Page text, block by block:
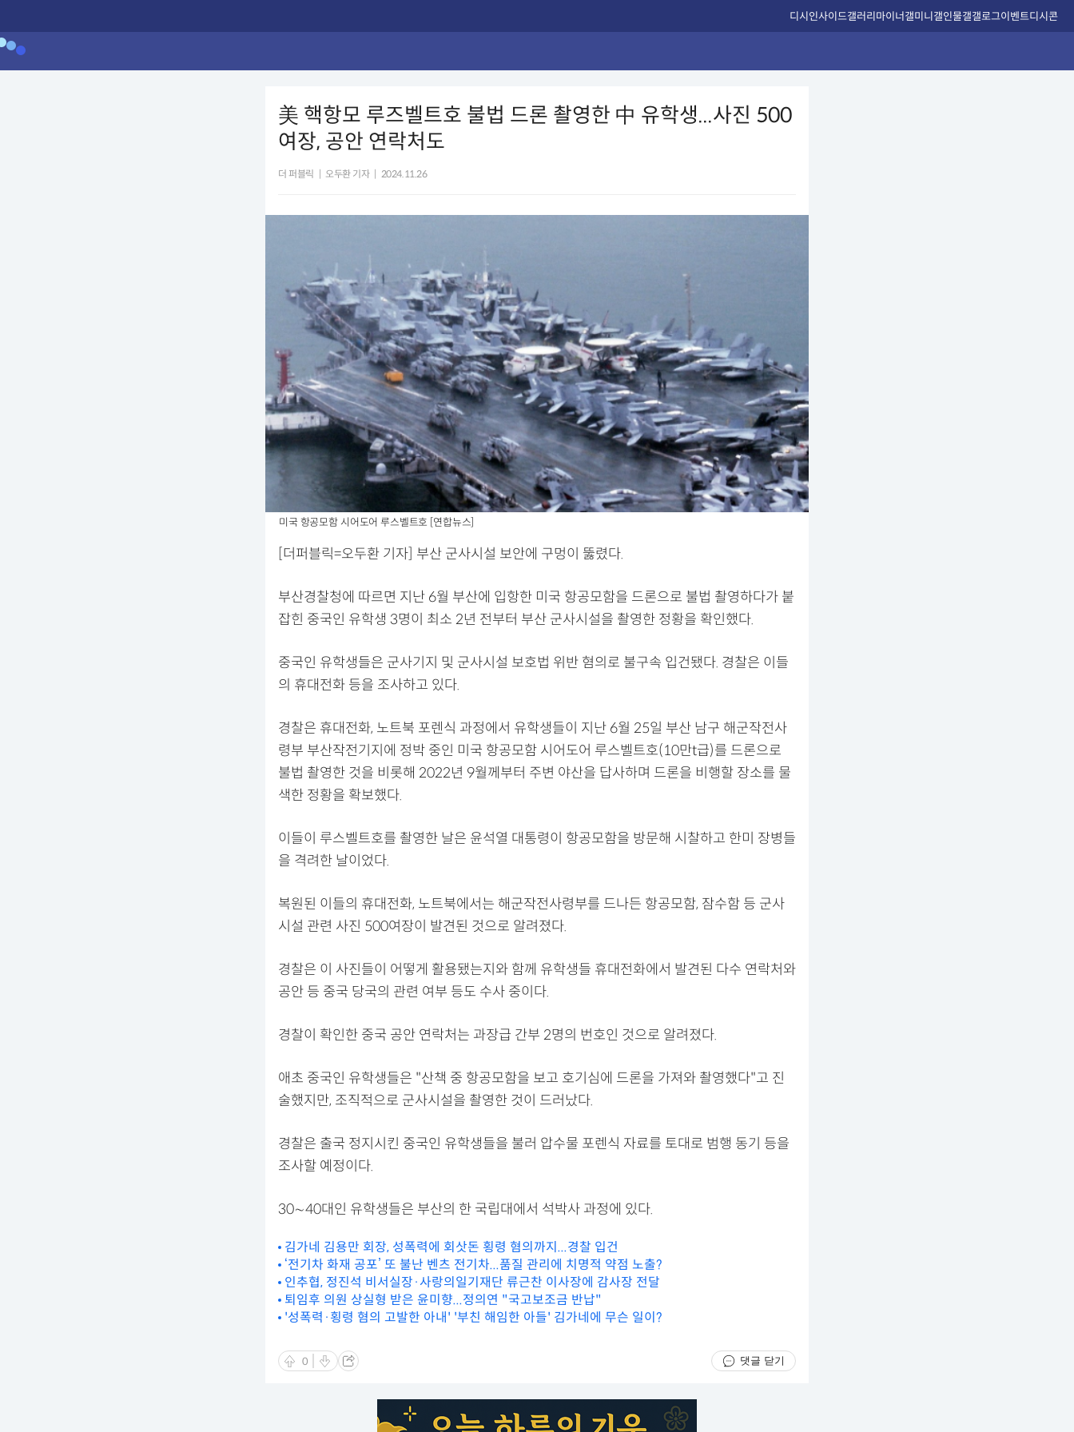
디시인사이드갤러리마이너갤미니갤인물갤갤로그이벤트디시콘
美 핵항모 루즈벨트호 불법 드론 촬영한 中 유학생...사진 500
여장, 공안 연락처도
더 퍼블릭 오두환 기자 2024.11.26
미국 항공모함 시어도어 루스벨트호 [연합뉴스]
[더퍼블릭=오두환 기자] 부산 군사시설 보안에 구멍이 뚫렸다.
부산경찰청에 따르면 지난 6월 부산에 입항한 미국 항공모함을 드론으로 불법 촬영하다가 붙
잡힌 중국인 유학생 3명이 최소 2년 전부터 부산 군사시설을 촬영한 정황을 확인했다.
중국인 유학생들은 군사기지 및 군사시설 보호법 위반 혐의로 불구속 입건됐다. 경찰은 이들
의 휴대전화 등을 조사하고 있다.
경찰은 휴대전화, 노트북 포렌식 과정에서 유학생들이 지난 6월 25일 부산 남구 해군작전사
령부 부산작전기지에 정박 중인 미국 항공모함 시어도어 루스벨트호(10만t급)를 드론으로
불법 촬영한 것을 비롯해 2022년 9월께부터 주변 야산을 답사하며 드론을 비행할 장소를 물
색한 정황을 확보했다.
이들이 루스벨트호를 촬영한 날은 윤석열 대통령이 항공모함을 방문해 시찰하고 한미 장병들
을 격려한 날이었다.
복원된 이들의 휴대전화, 노트북에서는 해군작전사령부를 드나든 항공모함, 잠수함 등 군사
시설 관련 사진 500여장이 발견된 것으로 알려졌다.
경찰은 이 사진들이 어떻게 활용됐는지와 함께 유학생들 휴대전화에서 발견된 다수 연락처와
공안 등 중국 당국의 관련 여부 등도 수사 중이다.
경찰이 확인한 중국 공안 연락처는 과장급 간부 2명의 번호인 것으로 알려졌다.
애초 중국인 유학생들은 "산책 중 항공모함을 보고 호기심에 드론을 가져와 촬영했다"고 진
술했지만, 조직적으로 군사시설을 촬영한 것이 드러났다.
경찰은 출국 정지시킨 중국인 유학생들을 불러 압수물 포렌식 자료를 토대로 범행 동기 등을
조사할 예정이다.
30∼40대인 유학생들은 부산의 한 국립대에서 석박사 과정에 있다.
김가네 김용만 회장, 성폭력에 회삿돈 횡령 혐의까지...경찰 입건
‘전기차 화재 공포’ 또 불난 벤츠 전기차...품질 관리에 치명적 약점 노출?
인추협, 정진석 비서실장·사랑의일기재단 류근찬 이사장에 감사장 전달
퇴임후 의원 상실형 받은 윤미향...정의연 "국고보조금 반납"
'성폭력·횡령 혐의 고발한 아내' '부친 해임한 아들' 김가네에 무슨 일이?
0 댓글 닫기